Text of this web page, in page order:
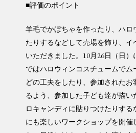
■評価のポイント
羊毛でかぼちゃを作ったり、ハロ
たりするなどして売場を飾り、
いただきました。10月26日（日）
ではハロウィンコスチュームでム
どの工夫をしたり、参加されたお
るよう、参加した子ども達が描
ロキャンディに貼りつけたりす
にも楽しいワークショップを開催